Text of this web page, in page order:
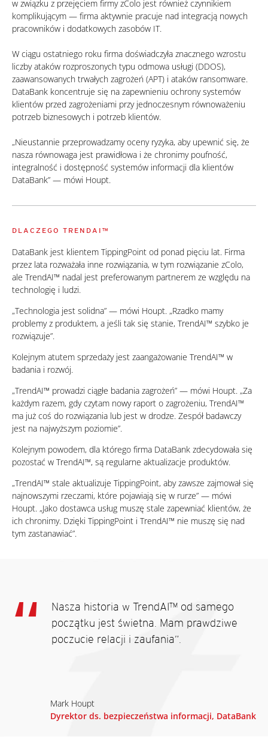
w związku z przejęciem firmy zColo jest również czynnikiem
komplikującym — firma aktywnie pracuje nad integracją nowych
pracowników i dodatkowych zasobów IT.
W ciągu ostatniego roku firma doświadczyła znacznego wzrostu
liczby ataków rozproszonych typu odmowa usługi (DDOS),
zaawansowanych trwałych zagrożeń (APT) i ataków ransomware.
DataBank koncentruje się na zapewnieniu ochrony systemów
klientów przed zagrożeniami przy jednoczesnym równoważeniu
potrzeb biznesowych i potrzeb klientów.
„Nieustannie przeprowadzamy oceny ryzyka, aby upewnić się, że
nasza równowaga jest prawidłowa i że chronimy poufność,
integralność i dostępność systemów informacji dla klientów
DataBank” — mówi Houpt.
DLACZEGO TRENDAI™
DataBank jest klientem TippingPoint od ponad pięciu lat. Firma
przez lata rozważała inne rozwiązania, w tym rozwiązanie zColo,
ale TrendAI™ nadal jest preferowanym partnerem ze względu na
technologię i ludzi.
„Technologia jest solidna” — mówi Houpt. „Rzadko mamy
problemy z produktem, a jeśli tak się stanie, TrendAI™ szybko je
rozwiązuje”.
Kolejnym atutem sprzedaży jest zaangażowanie TrendAI™ w
badania i rozwój.
„TrendAI™ prowadzi ciągłe badania zagrożeń” — mówi Houpt. „Za
każdym razem, gdy czytam nowy raport o zagrożeniu, TrendAI™
ma już coś do rozwiązania lub jest w drodze. Zespół badawczy
jest na najwyższym poziomie”.
Kolejnym powodem, dla którego firma DataBank zdecydowała się
pozostać w TrendAI™, są regularne aktualizacje produktów.
„TrendAI™ stale aktualizuje TippingPoint, aby zawsze zajmował się
najnowszymi rzeczami, które pojawiają się w rurze” — mówi
Houpt. „Jako dostawca usług muszę stale zapewniać klientów, że
ich chronimy. Dzięki TippingPoint i TrendAI™ nie muszę się nad
tym zastanawiać”.
Nasza historia w TrendAI™ od samego
początku jest świetna. Mam prawdziwe
poczucie relacji i zaufania”.
Mark Houpt
Dyrektor ds. bezpieczeństwa informacji, DataBank